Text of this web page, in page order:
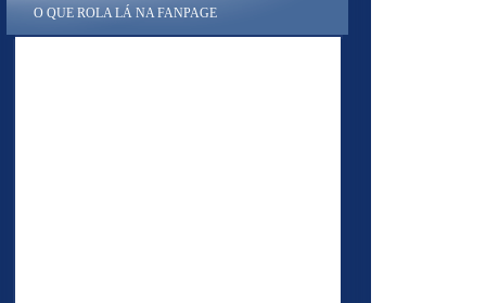
O QUE ROLA LÁ NA FANPAGE